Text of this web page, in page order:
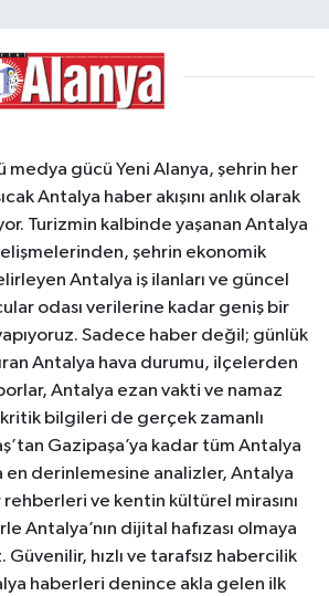
medya gücü Yeni Alanya, şehrin her
Antalya haber akışını anlık olarak
Turizmin kalbinde yaşanan Antalya
şehrin ekonomik
Antalya iş ilanları ve güncel
odası verilerine kadar geniş bir
Sadece haber değil; günlük
Antalya hava durumu, ilçelerden
Antalya ezan vakti ve namaz
bilgileri de gerçek zamanlı
Gazipaşa’ya kadar tüm Antalya
en derinlemesine analizler, Antalya
ve kentin kültürel mirasını
Antalya’nın dijital hafızası olmaya
hızlı ve tarafsız habercilik
haberleri denince akla gelen ilk